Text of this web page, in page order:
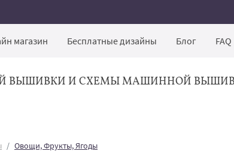
магазин Бесплатные дизайны Блог FAQ
ВЫШИВКИ И СХЕМЫ МАШИННОЙ
Овощи, Фрукты, Ягоды